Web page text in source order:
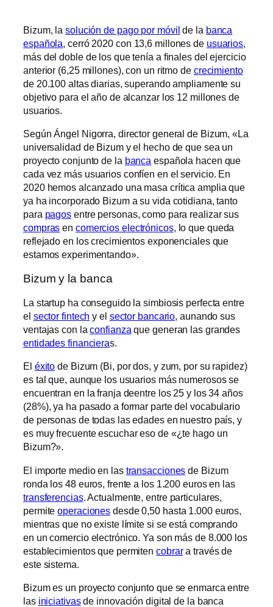
Bizum, lasolución de pago por móvil de la banca
española, cerró 2020 con 13,6 millones de usuarios,
más del doble de los que tenía a finales del ejercicio
anterior (6,25 millones), con un ritmo de crecimiento
de 20.100 altas diarias, superando ampliamente su
objetivo para el año de alcanzar los 12 millones de
usuarios.
Según Ángel Nigorra, director general de Bizum, «La
universalidad de Bizum y el hecho de que sea un
proyecto conjunto de la banca española hacen que
cada vez más usuarios confíen en el servicio. En
2020 hemos alcanzado una masa crítica amplia que
ya ha incorporado Bizum a su vida cotidiana, tanto
para pagos entre personas, como para realizar sus
compras en comercios electrónicos, lo que queda
reflejado en los crecimientos exponenciales que
estamos experimentando».
Bizum y la banca
La startup ha conseguido la simbiosis perfecta entre
el sector fintech y el sector bancario, aunando sus
ventajas con laconfianza que generan las grandes
entidades financieras.
El éxito de Bizum (Bi, por dos, y zum, por su rapidez)
es tal que, aunque los usuarios más numerosos se
encuentran en la franja deentre los 25 y los 34 años
(28%), ya ha pasado a formar parte del vocabulario
de personas de todas las edades en nuestro país, y
es muy frecuente escuchar eso de «¿te hago un
Bizum?».
El importe medio en las transacciones de Bizum
ronda los 48 euros, frente a los 1.200 euros en las
transferencias. Actualmente, entre particulares,
permiteoperaciones desde 0,50 hasta 1.000 euros,
mientras que no existe límite si se está comprando
en un comercio electrónico. Ya son más de 8.000 los
establecimientos que permiten cobrara través de
este sistema.
Bizum es un proyecto conjunto que se enmarca entre
las iniciativasde innovación digital de la banca